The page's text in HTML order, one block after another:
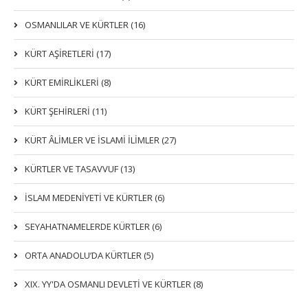
OSMANLILAR VE KÜRTLER (16)
KÜRT AŞİRETLERİ (17)
KÜRT EMİRLİKLERİ (8)
KÜRT ŞEHİRLERİ (11)
KÜRT ÂLİMLER VE İSLAMİ İLİMLER (27)
KÜRTLER VE TASAVVUF (13)
İSLAM MEDENİYETİ VE KÜRTLER (6)
SEYAHATNAMELERDE KÜRTLER (6)
ORTA ANADOLU’DA KÜRTLER (5)
XIX. YY'DA OSMANLI DEVLETI VE KÜRTLER (8)